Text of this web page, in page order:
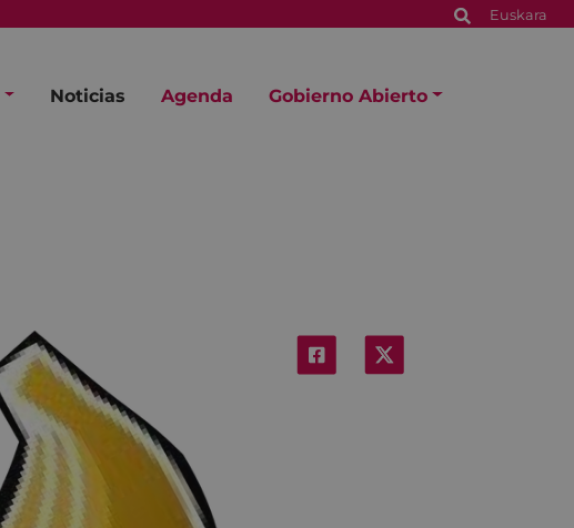
Euskara
Noticias Agenda Gobierno Abierto